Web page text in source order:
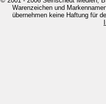
Warenzeichen und
übernehmen keine Haftung für